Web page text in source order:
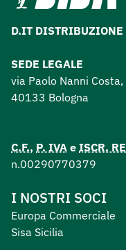
D.IT DISTRIBUZIONE
SEDE LEGALE
via Paolo Nanni
40133 Bologna
C.F., P. IVA e ISCR.
n.00290770379
I NOSTRI SOCI
Europa Commerciale
Sisa Sicilia